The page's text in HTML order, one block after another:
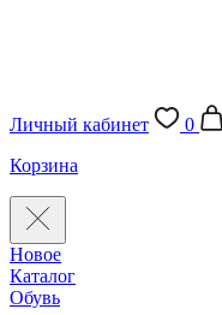
Личный кабинет
0
Корзина
Новое
Каталог
Обувь